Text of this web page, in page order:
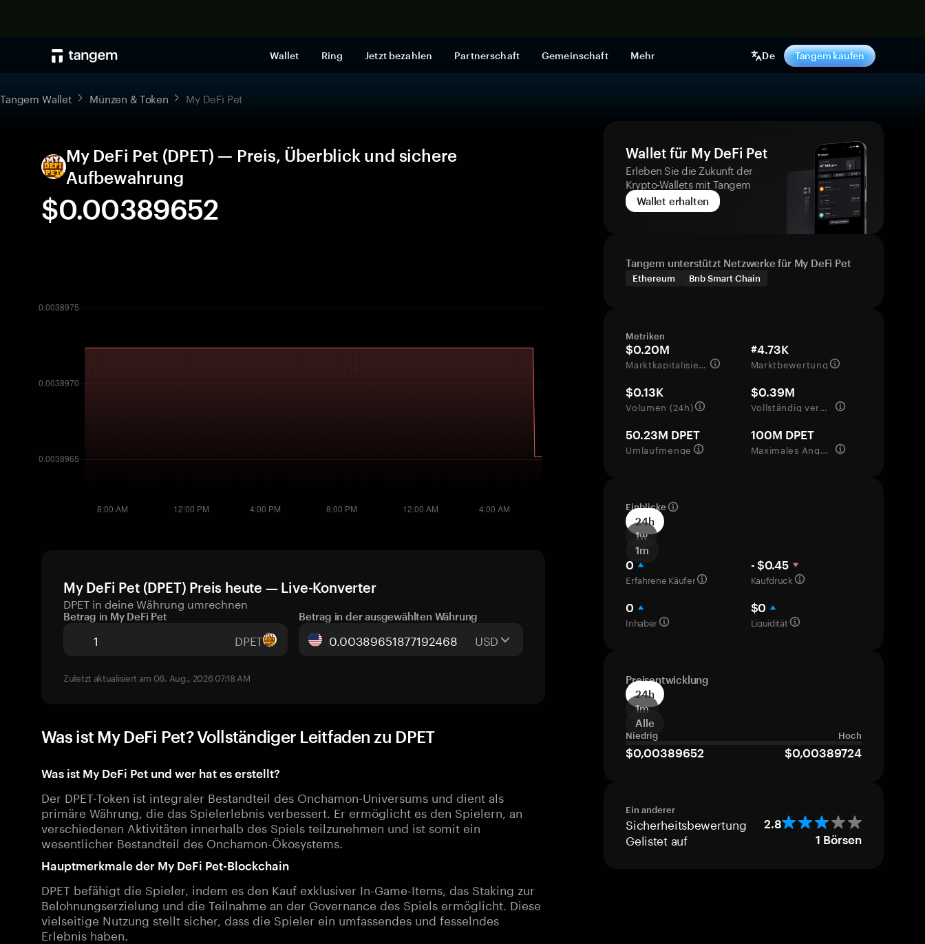
Wallet Ring Jetzt bezahlen Partnerschaft Gemeinschaft Mehr De Tangem kaufen
Tangem Wallet Münzen & Token My DeFi Pet
My DeFi Pet (DPET) — Preis, Überblick und sichere
Aufbewahrung
$0.00389652
My DeFi Pet (DPET) Preis heute — Live-Konverter
DPET in deine Währung umrechnen
Betrag in My DeFi Pet
DPET
Betrag in der ausgewählten Währung
USD
Zuletzt aktualisiert am 06. Aug., 2026 07:18 AM
Was ist My DeFi Pet? Vollständiger Leitfaden zu DPET
Was ist My DeFi Pet und wer hat es erstellt?
Der DPET-Token ist integraler Bestandteil des Onchamon-Universums und dient als
primäre Währung, die das Spielerlebnis verbessert. Er ermöglicht es den Spielern, an
verschiedenen Aktivitäten innerhalb des Spiels teilzunehmen und ist somit ein
wesentlicher Bestandteil des Onchamon-Ökosystems.
Hauptmerkmale der My DeFi Pet-Blockchain
DPET befähigt die Spieler, indem es den Kauf exklusiver In-Game-Items, das Staking zur
Belohnungserzielung und die Teilnahme an der Governance des Spiels ermöglicht. Diese
vielseitige Nutzung stellt sicher, dass die Spieler ein umfassendes und fesselndes
Erlebnis haben.
Wallet für My DeFi Pet
Erleben Sie die Zukunft der
Krypto-Wallets mit Tangem
Wallet erhalten
Tangem unterstützt Netzwerke für My DeFi Pet
Ethereum Bnb Smart Chain
Metriken
$0.20M
Marktkapitalisierung
#4.73K
Marktbewertung
$0.13K
Volumen (24h)
$0.39M
Vollständig verwässerte Bewertung
50.23M DPET
Umlaufmenge
100M DPET
Maximales Angebot
Einblicke
24h
1w
1m
0
Erfahrene Käufer
- $0.45
Kaufdruck
0
Inhaber
$0
Liquidität
Preisentwicklung
24h
1m
Alle
Niedrig Hoch
$0,00389652 $0,00389724
Ein anderer
Sicherheitsbewertung 2.8
Gelistet auf 1 Börsen